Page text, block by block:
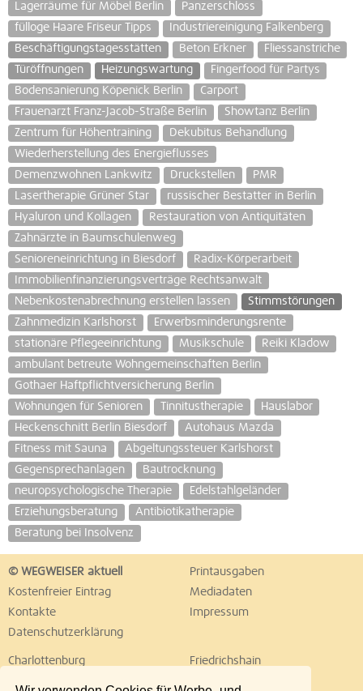
Lagerräume für Möbel Berlin
Panzerschloss
fülloge Haare Friseur Tipps
Industriereinigung Falkenberg
Beschäftigungstagesstätten
Beton Erkner
Fliessanstriche
Türöffnungen
Heizungswartung
Fingerfood für Partys
Bodensanierung Köpenick Berlin
Carport
Frauenarzt Franz-Jacob-Straße Berlin
Showtanz Berlin
Zentrum für Höhentraining
Dekubitus Behandlung
Wiederherstellung des Energieflusses
Demenzwohnen Lankwitz
Druckstellen
PMR
Lasertherapie Grüner Star
russischer Bestatter in Berlin
Hyaluron und Kollagen
Restauration von Antiquitäten
Zahnärzte in Baumschulenweg
Senioreneinrichtung in Biesdorf
Radix-Körperarbeit
Immobilienfinanzierungsverträge Rechtsanwalt
Nebenkostenabrechnung erstellen lassen
Stimmstörungen
Zahnmedizin Karlshorst
Erwerbsminderungsrente
stationäre Pflegeeinrichtung
Musikschule
Reiki Kladow
ambulant betreute Wohngemeinschaften Berlin
Gothaer Haftpflichtversicherung Berlin
Wohnungen für Senioren
Tinnitustherapie
Hauslabor
Heckenschnitt Berlin Biesdorf
Autohaus Mazda
Fitness mit Sauna
Abgeltungssteuer Karlshorst
Gegensprechanlagen
Bautrocknung
neuropsychologische Therapie
Edelstahlgeländer
Erziehungsberatung
Antibiotikatherapie
Beratung bei Insolvenz
© WEGWEISER aktuell
Printausgaben
Kostenfreier Eintrag
Mediadaten
Kontakte
Impressum
Datenschutzerklärung
Charlottenburg
Friedrichshain